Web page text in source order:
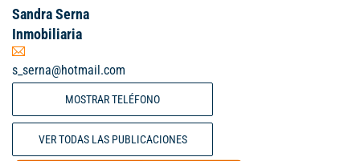
Sandra Serna
Inmobiliaria
s_serna@hotmail.com
MOSTRAR TELÉFONO
VER TODAS LAS PUBLICACIONES